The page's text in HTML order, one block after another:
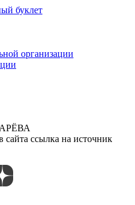
буклет
организации
сайта ссылка на источник